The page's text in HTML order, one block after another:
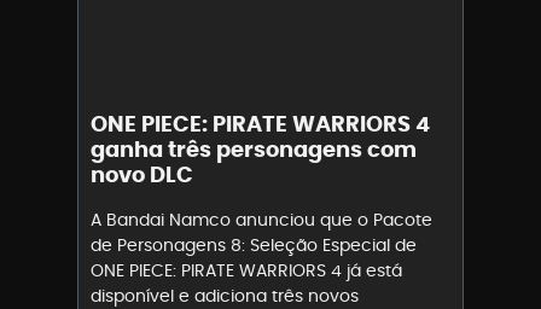
ONE PIECE: PIRATE WARRIORS 4
ganha três personagens com
novo DLC
A Bandai Namco anunciou que o Pacote
de Personagens 8: Seleção Especial de
ONE PIECE: PIRATE WARRIORS 4 já está
disponível e adiciona três novos